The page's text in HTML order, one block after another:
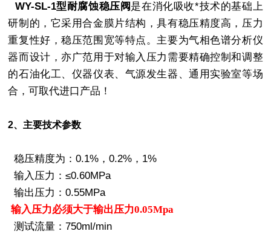
WY-SL-1型耐腐蚀稳压阀是在消化吸收*技术的基础上
研制的，它采用合金膜片结构，具有稳压精度高，压力
重复性好，稳压范围宽等特点。主要为气相色谱分析仪
器而设计，亦广范用于对输入压力需要精确控制和调整
的石油化工、仪器仪表、气源发生器、通用实验室等场
合，可取代进口产品！
2、主要技术参数
稳压精度为：0.1%，0.2%，1%
输入压力：≤0.60MPa
输出压力：0.55MPa
输入压力必须大于输出压力0.05Mpa
测试流量：750ml/min